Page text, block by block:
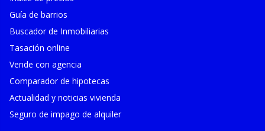
Guía de barrios
Buscador de Inmobiliarias
Tasación online
Vende con agencia
Comparador de hipotecas
Actualidad y noticias vivienda
Seguro de impago de alquiler